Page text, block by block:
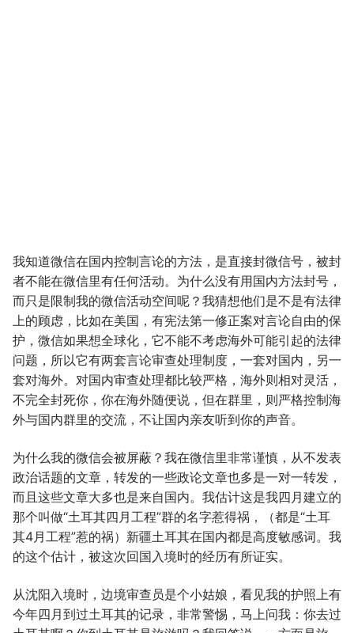
我知道微信在国内控制言论的方法，是直接封微信号，被封
者不能在微信里有任何活动。为什么没有用国内方法封号，
而只是限制我的微信活动空间呢？我猜想他们是不是有法律
上的顾虑，比如在美国，有宪法第一修正案对言论自由的保
护，微信如果想全球化，它不能不考虑海外可能引起的法律
问题，所以它有两套言论审查处理制度，一套对国内，另一
套对海外。对国内审查处理都比较严格，海外则相对灵活，
不完全封死你，你在海外随便说，但在群里，则严格控制海
外与国内群里的交流，不让国内亲友听到你的声音。
为什么我的微信会被屏蔽？我在微信里非常谨慎，从不发表
政治话题的文章，转发的一些政论文章也多是一对一转发，
而且这些文章大多也是来自国内。我估计这是我四月建立的
那个叫做“土耳其四月工程”群的名字惹得祸，（都是“土耳
其4月工程”惹的祸）新疆土耳其在国内都是高度敏感词。我
的这个估计，被这次回国入境时的经历有所证实。
从沈阳入境时，边境审查员是个小姑娘，看见我的护照上有
今年四月到过土耳其的记录，非常警惕，马上问我：你去过